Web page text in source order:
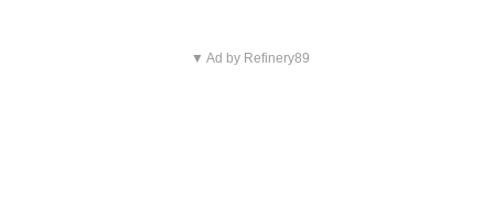
▼ Ad by Refinery89